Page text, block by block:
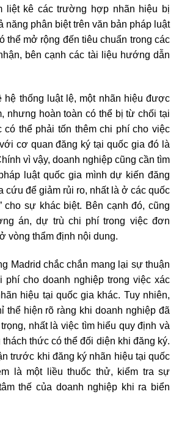
liệt kê các trường hợp nhãn hiệu bị
năng phân biệt trên văn bản pháp luật
thể mở rộng đến tiêu chuẩn trong các
bên cạnh các tài liệu hướng dẫn
thống luật lệ, một nhãn hiệu được
nhưng hoàn toàn có thể bị từ chối tại
có thể phải tốn thêm chi phí cho việc
cơ quan đăng ký tại quốc gia đó là
vì vậy, doanh nghiệp cũng cần tìm
luật quốc gia mình dự kiến đăng
cứu để giảm rủi ro, nhất là ở các quốc
cho sự khác biệt. Bên cạnh đó, cũng
án, dự trù chi phí trong việc đơn
vòng thẩm định nội dung.
Madrid chắc chắn mang lại sự thuận
phí cho doanh nghiệp trong việc xác
hiệu tại quốc gia khác. Tuy nhiên,
thể hiện rõ ràng khi doanh nghiệp đã
nhất là việc tìm hiểu quy định và
thức có thể đối diện khi đăng ký.
trước khi đăng ký nhãn hiệu tại quốc
là một liều thuốc thử, kiểm tra sự
thế của doanh nghiệp khi ra biển